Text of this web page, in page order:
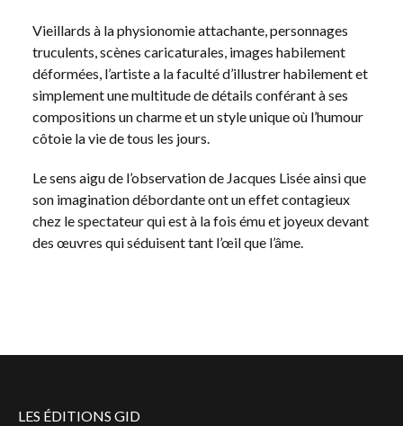
Vieillards à la physionomie attachante, personnages
truculents, scènes caricaturales, images habilement
déformées, l’artiste a la faculté d’illustrer habilement et
simplement une multitude de détails conférant à ses
compositions un charme et un style unique où l’humour
côtoie la vie de tous les jours.
Le sens aigu de l’observation de Jacques Lisée ainsi que
son imagination débordante ont un effet contagieux
chez le spectateur qui est à la fois ému et joyeux devant
des œuvres qui séduisent tant l’œil que l’âme.
LES ÉDITIONS GID